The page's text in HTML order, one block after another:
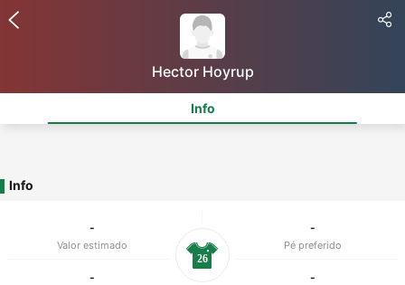
Hector Hoyrup
Info
Info
-
Valor estimado
-
Pé preferido
- -
26